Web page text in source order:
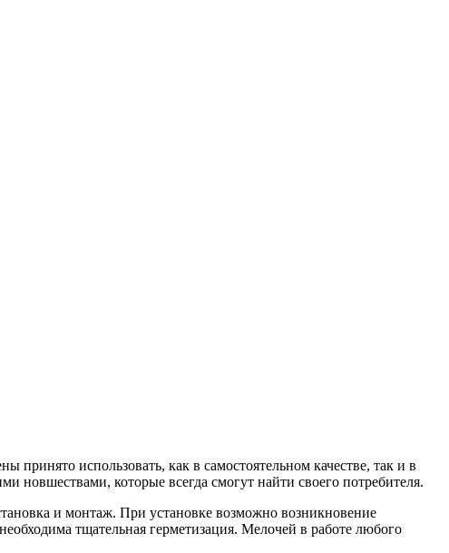
использовать, как в самостоятельном качестве, так и в
которые всегда смогут найти своего потребителя.
и монтаж. При установке возможно возникновение
тщательная герметизация. Мелочей в работе любого